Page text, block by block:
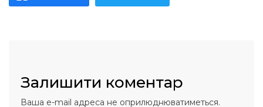
Залишити коментар
Ваша e-mail адреса не оприлюднюватиметься.